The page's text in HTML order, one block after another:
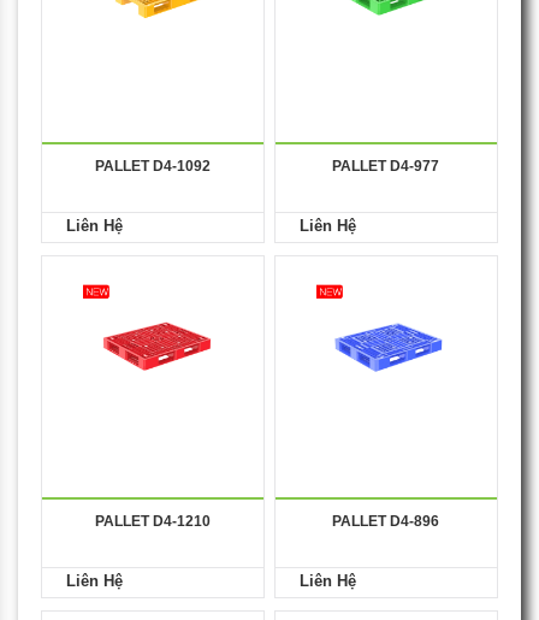
PALLET D4-1092
Liên Hệ
PALLET D4-977
Liên Hệ
PALLET D4-1210
Liên Hệ
PALLET D4-896
Liên Hệ